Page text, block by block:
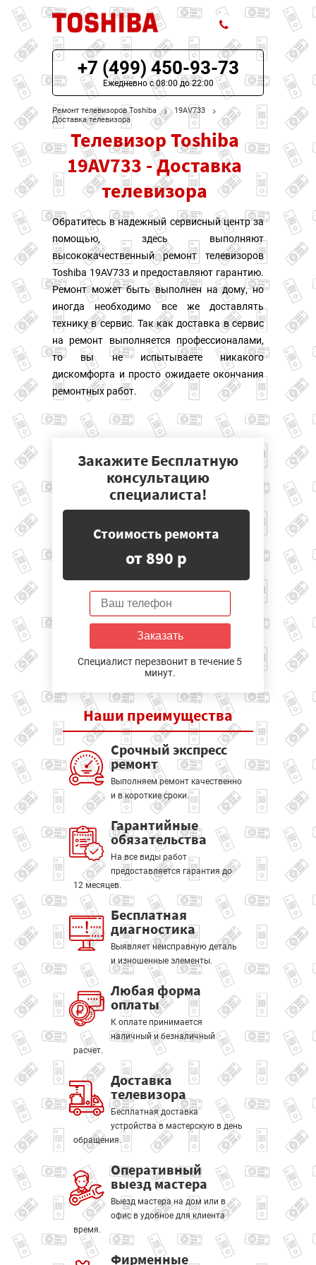
ЦЕНЫ НА РЕМОНТ
О СЕРВИСЕ
МОДЕЛИ TOSHIBA
НАШИ КОНТАКТЫ
+7 (499) 450-93-73
Ежедневно с 08:00 до 22:00
Ремонт телевизоров Toshiba
19AV733
Доставка телевизора
Телевизор Toshiba
19AV733 - Доставка
телевизора
Обратитесь в надежный сервисный центр за
помощью, здесь выполняют
высококачественный ремонт телевизоров
Toshiba 19AV733 и предоставляют гарантию.
Ремонт может быть выполнен на дому, но
иногда необходимо все же доставлять
технику в сервис. Так как доставка в сервис
на ремонт выполняется профессионалами,
то вы не испытываете никакого
дискомфорта и просто ожидаете окончания
ремонтных работ.
Закажите Бесплатную
консультацию
специалиста!
Стоимость ремонта
от 890 р
Заказать
Специалист перезвонит в течение 5
минут.
Наши преимущества
Срочный экспресс
ремонт
Выполняем ремонт качественно
и в короткие сроки.
Гарантийные
обязательства
На все виды работ
предоставляется гарантия до
12 месяцев.
Бесплатная
диагностика
Выявляет неисправную деталь
и изношенные элементы.
Любая форма
оплаты
К оплате принимается
наличный и безналичный
расчет.
Доставка
телевизора
Бесплатная доставка
устройства в мастерскую в день
обращения.
Оперативный
выезд мастера
Выезд мастера на дом или в
офис в удобное для клиента
время.
Фирменные